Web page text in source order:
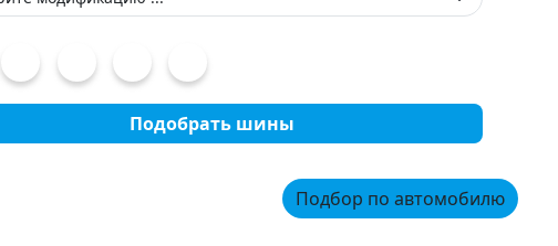
Подобрать шины
Подбор по автомобилю